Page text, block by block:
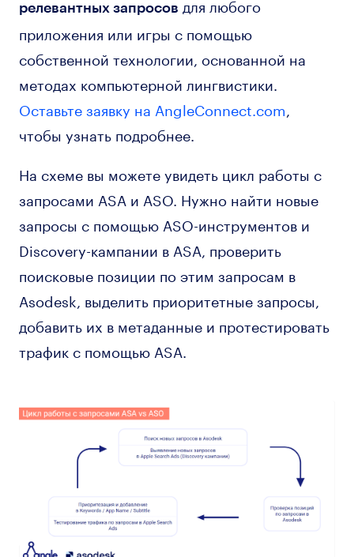
релевантных запросов для любого
приложения или игры с помощью
собственной технологии, основанной на
методах компьютерной лингвистики.
Оставьте заявку на AngleConnect.com
чтобы узнать подробнее.
На схеме вы можете увидеть цикл работы с
запросами ASA и ASO. Нужно найти новые
запросы с помощью ASO-инструментов и
Discovery-кампании в ASA, проверить
поисковые позиции по этим запросам в
Asodesk, выделить приоритетные запросы,
добавить их в метаданные и протестировать
трафик с помощью ASA.